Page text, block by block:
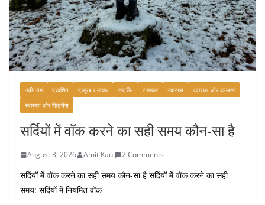
नवीनतम प्रदर्शित प्रमुख समाचार राष्ट्रीय समाचार स्वास्थ्य
स्वास्थ्य और कल्याण
स्वास्थ्य और फिटनेस
सर्दियों में वॉक करने का सही समय कौन-सा है
August 3, 2026 Amit Kaul 2 Comments
सर्दियों में वॉक करने का सही समय कौन-सा है सर्दियों में वॉक करने का सही
समय: सर्दियों में नियमित वॉक